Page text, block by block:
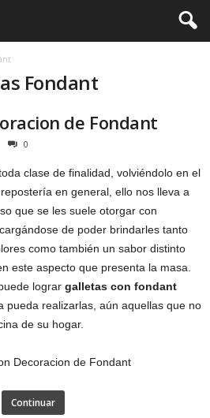
Fondant
de Fondant
0
clase de finalidad, volviéndolo en el
en general, ello nos lleva a
que se les suele otorgar con
de poder brindarles tanto
como también un sabor distinto
este aspecto que presenta la masa.
lograr galletas con fondant
pueda realizarlas, aún aquellas que no
de su hogar.
Continuar